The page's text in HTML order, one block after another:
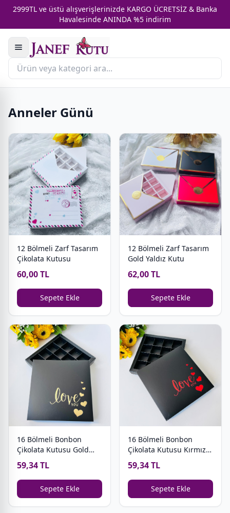
2999TL ve üstü alışverişlerinizde KARGO ÜCRETSİZ & Banka
Havalesinde ANINDA %5 indirim
Anneler Günü
12 Bölmeli Zarf Tasarım
Çikolata Kutusu
60,00 TL
Sepete Ekle
12 Bölmeli Zarf Tasarım
Gold Yaldız Kutu
62,00 TL
Sepete Ekle
16 Bölmeli Bonbon
Çikolata Kutusu Gold
59,34 TL
Sepete Ekle
16 Bölmeli Bonbon
Çikolata Kutusu Kırmızı
59,34 TL
Sepete Ekle